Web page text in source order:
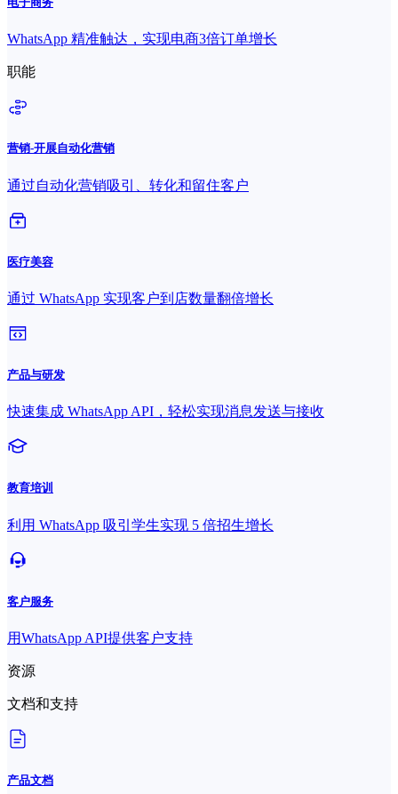
WhatsApp 精准触达，实现电商3倍订单增长
职能
营销-开展自动化营销
通过自动化营销吸引、转化和留住客户
医疗美容
通过 WhatsApp 实现客户到店数量翻倍增长
产品与研发
快速集成 WhatsApp API，轻松实现消息发送与接收
教育培训
利用 WhatsApp 吸引学生实现 5 倍招生增长
客户服务
用WhatsApp API提供客户支持
资源
文档和支持
产品文档